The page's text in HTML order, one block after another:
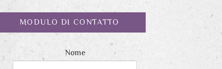
MODULO DI CONTATTO
Nome